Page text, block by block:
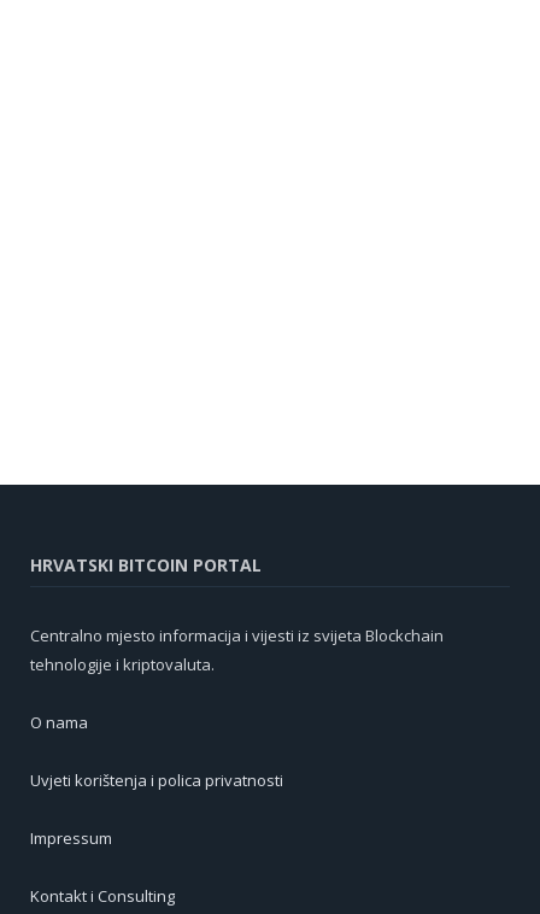
HRVATSKI BITCOIN PORTAL
Centralno mjesto informacija i vijesti iz svijeta Blockchain
tehnologije i kriptovaluta.
O nama
Uvjeti korištenja i polica privatnosti
Impressum
Kontakt i Consulting